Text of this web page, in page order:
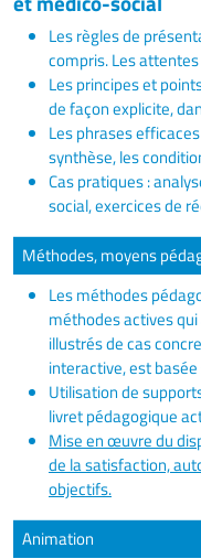
Les règles de
compris. Les
Les principes et
de façon explicite,
Les phrases
synthèse, les
Cas pratiques :
social, exercices de
Méthodes, moyens
Les méthodes
méthodes actives
illustrés de cas
interactive, est
Utilisation de
livret pédagogique
Mise en œuvre du
de la satisfaction,
objectifs.
Animation